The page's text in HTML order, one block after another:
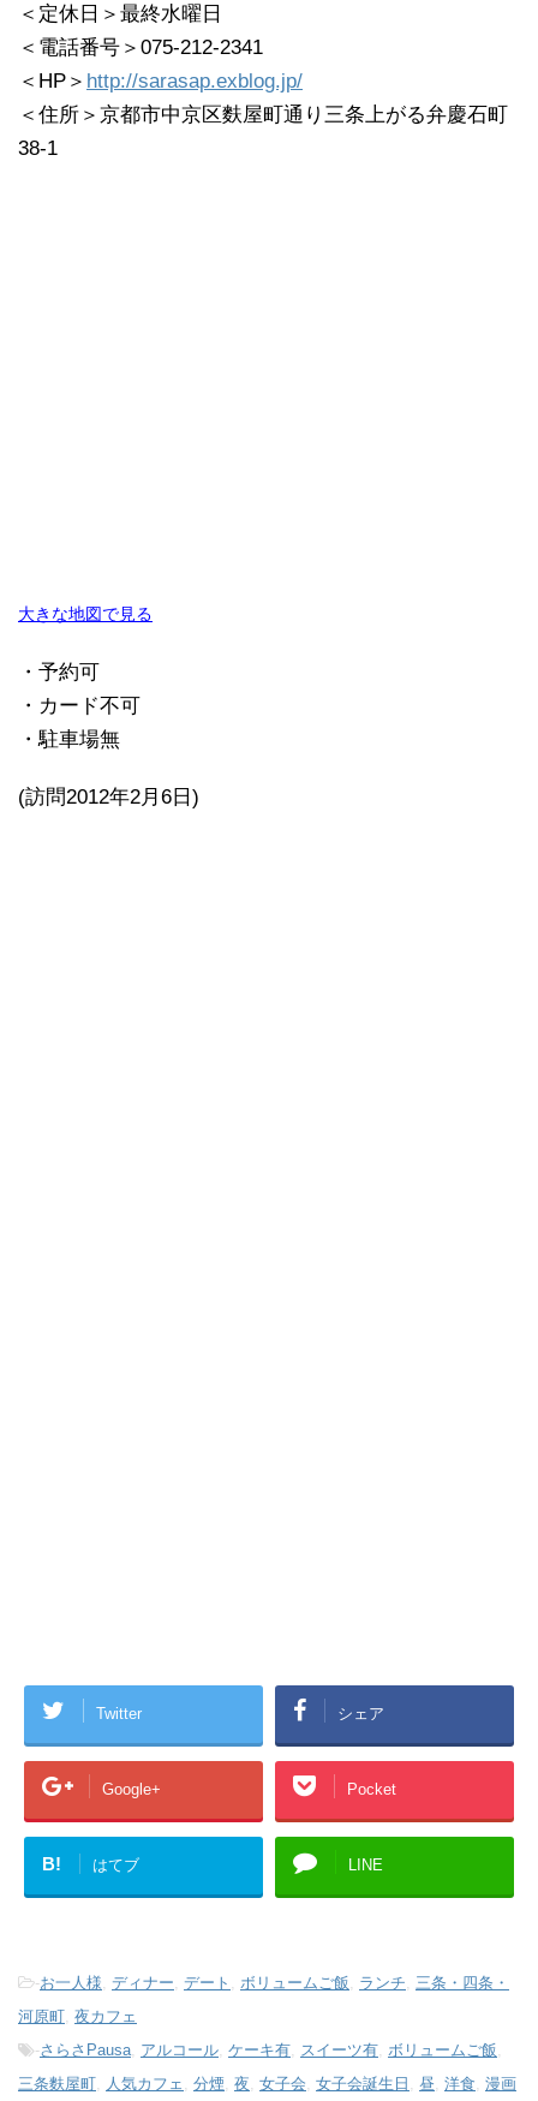
＜定休日＞最終水曜日
＜電話番号＞075-212-2341
＜HP＞ http://sarasap.exblog.jp/
＜住所＞京都市中京区麩屋町通り三条上がる弁慶石町
38‐1
大きな地図で見る
・予約可
・カード不可
・駐車場無
(訪問2012年2月6日)
Twitter シェア
Google+ Pocket
B! はてブ LINE
-お一人様 ディナー デート ボリュームご飯 ランチ
三条・四条・
河原町 夜カフェ
-さらさPausa アルコール ケーキ有 スイーツ有 ボリュームご飯
三条麩屋町
人気カフェ 分煙 夜 女子会 女子会誕生日 昼 洋食 漫画